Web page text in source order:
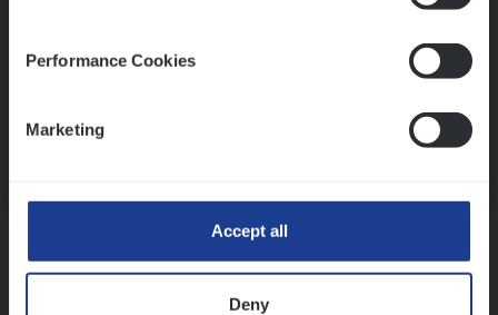
Performance Cookies
Marketing
Accept all
Deny